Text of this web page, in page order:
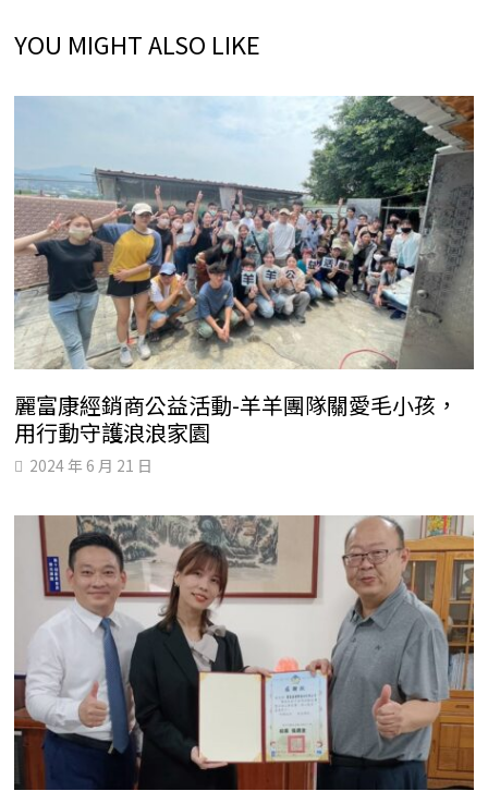
YOU MIGHT ALSO LIKE
麗富康經銷商公益活動-羊羊團隊關愛毛小孩，
用行動守護浪浪家園
2024 年 6 月 21 日